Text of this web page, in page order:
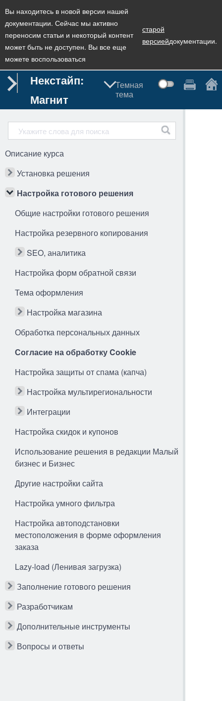
Вы находитесь в новой версии нашей
документации. Сейчас мы активно
переносим статьи и некоторый контент
может быть не доступен. Вы все еще
можете воспользоваться
старой
версиейдокументации.
Некстайп:
Магнит
Темная
тема
Описание курса
Установка решения
Настройка готового решения
Общие настройки готового решения
Настройка резервного копирования
SEO, аналитика
Настройка форм обратной связи
Тема оформления
Настройка магазина
Обработка персональных данных
Согласие на обработку Cookie
Настройка защиты от спама (капча)
Настройка мультирегиональности
Интеграции
Настройка скидок и купонов
Использование решения в редакции Малый
бизнес и Бизнес
Другие настройки сайта
Настройка умного фильтра
Настройка автоподстановки
местоположения в форме оформления
заказа
Lazy-load (Ленивая загрузка)
Заполнение готового решения
Разработчикам
Дополнительные инструменты
Вопросы и ответы